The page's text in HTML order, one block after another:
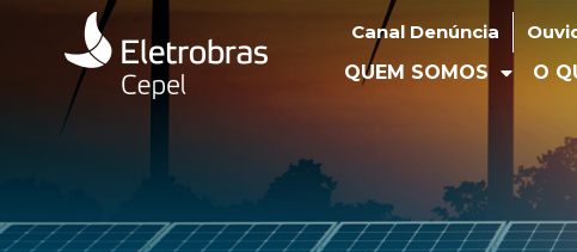
Canal Denúncia Ouvidoria
QUEM SOMOS O
Canal Denúncia
QUEM SOMOS
O